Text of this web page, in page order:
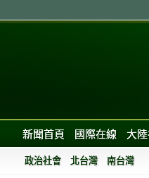
新聞首頁 國際在線 大
政治社會 北台灣 南台灣